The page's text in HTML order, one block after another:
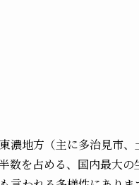
濃地方（主に多治見市
を占める、国内最大の